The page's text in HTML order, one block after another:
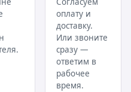
оплату и
доставку.
Или звоните
сразу —
ответим в
рабочее
время.